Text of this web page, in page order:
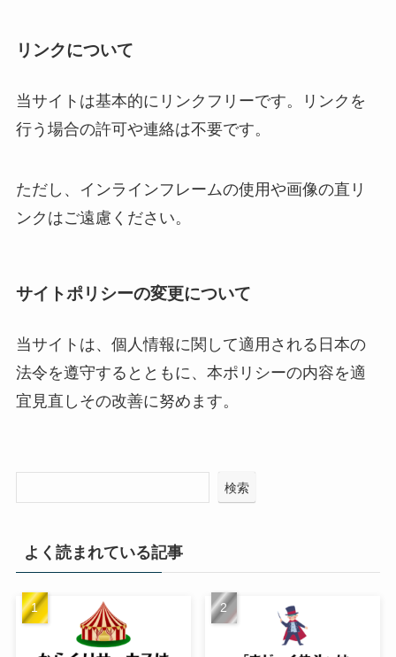
リンクについて
当サイトは基本的にリンクフリーです。リンクを
行う場合の許可や連絡は不要です。
ただし、インラインフレームの使用や画像の直リ
ンクはご遠慮ください。
サイトポリシーの変更について
当サイトは、個人情報に関して適用される日本の
法令を遵守するとともに、本ポリシーの内容を適
宜見直しその改善に努めます。
検索
よく読まれている記事